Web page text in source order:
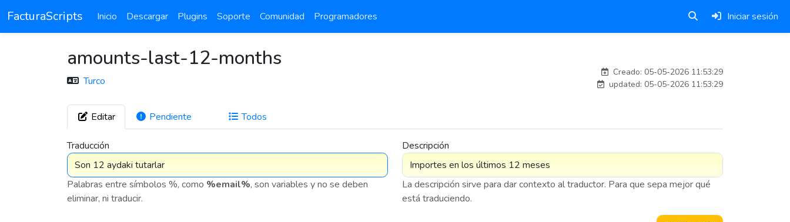
FacturaScripts Inicio Descargar Plugins Soporte Comunidad Programadores Iniciar sesión
amounts-last-12-months
Turco
Creado: 05-05-2026 11:53:29
updated: 05-05-2026 11:53:29
Editar Pendiente Todos
Traducción
Palabras entre símbolos %, como %email%, son variables y no se deben
eliminar, ni traducir.
Descripción
La descripción sirve para dar contexto al traductor. Para que sepa mejor qué
está traduciendo.